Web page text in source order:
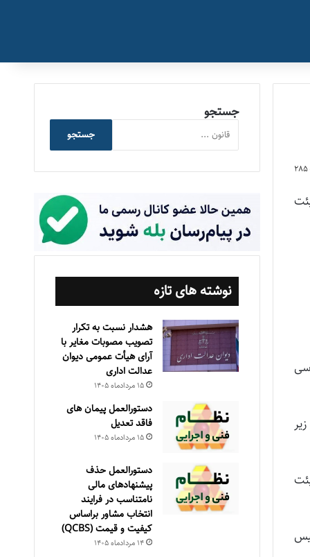
285
شماره 50031/ت55975هـ مورخ 27/4/1398 هیئت
18/7/1397 به شرح زیر
جستجو
جستجو
نوشته های تازه
هشدار نسبت به تکرار
تصویب مصوبات مغایر با
آرای هیأت عمومی دیوان
عدالت اداری
۱۵ مرداد‌ماه ۱۴۰۵
دستورالعمل پیمان های
فاقد تعدیل
۱۵ مرداد‌ماه ۱۴۰۵
دستورالعمل حذف
پيشنهادهای مالی
نامتناسب در فرايند
انتخاب مشاور براساس
كيفيت و قيمت (QCBS)
۱۴ مرداد‌ماه ۱۴۰۵